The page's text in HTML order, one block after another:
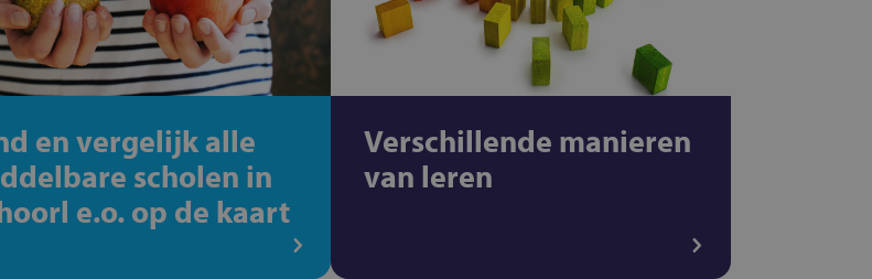
en vergelijk alle
scholen in
e.o. op de kaart
Verschillende manieren
van leren